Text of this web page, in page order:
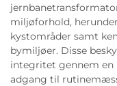
miljøforhold,
kystområder samt
bymiljøer. Disse
integritet gennem
adgang til